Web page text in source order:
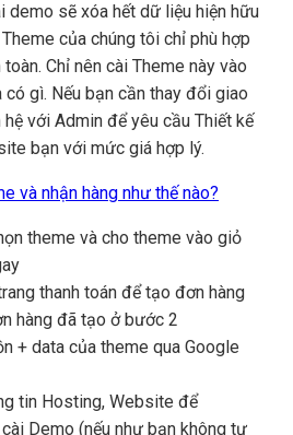
demo sẽ xóa hết dữ liệu hiện hữu
của chúng tôi chỉ phù hợp
Chỉ nên cài Theme này vào
gì. Nếu bạn cần thay đổi giao
với Admin để yêu cầu Thiết kế
bạn với mức giá hợp lý.
và nhận hàng như thế nào?
theme và cho theme vào giỏ
thanh toán để tạo đơn hàng
hàng đã tạo ở bước 2
+ data của theme qua Google
tin Hosting, Website để
Demo (nếu như bạn không tự